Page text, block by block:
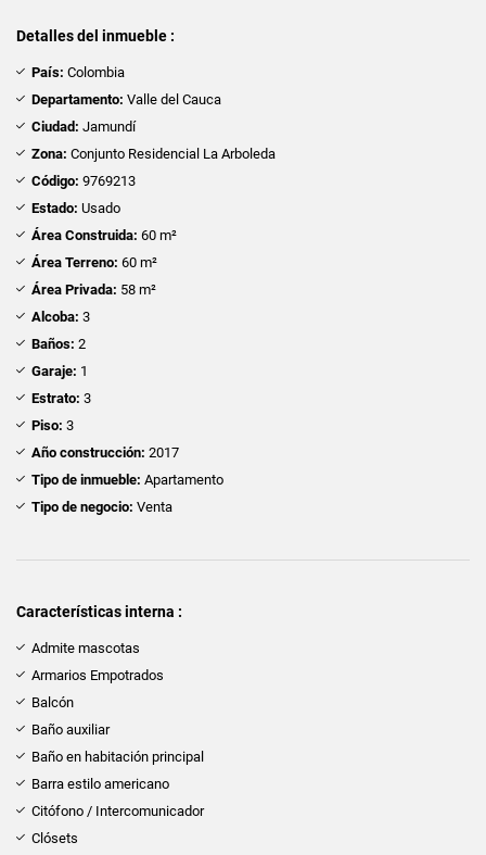
Detalles del inmueble :
País: Colombia
Departamento: Valle del Cauca
Ciudad: Jamundí
Zona: Conjunto Residencial La Arboleda
Código: 9769213
Estado: Usado
Área Construida: 60 m²
Área Terreno: 60 m²
Área Privada: 58 m²
Alcoba: 3
Baños: 2
Garaje: 1
Estrato: 3
Piso: 3
Año construcción: 2017
Tipo de inmueble: Apartamento
Tipo de negocio: Venta
Características interna :
Admite mascotas
Armarios Empotrados
Balcón
Baño auxiliar
Baño en habitación principal
Barra estilo americano
Citófono / Intercomunicador
Clósets